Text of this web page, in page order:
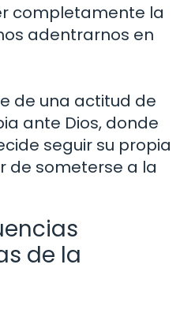
completamente la
adentrarnos en
de una actitud de
ante Dios, donde
seguir su propia
de someterse a la
de la